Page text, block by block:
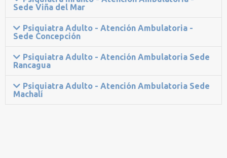
Sede Viña del Mar
Psiquiatra Adulto - Atención Ambulatoria -
Sede Concepción
Psiquiatra Adulto - Atención Ambulatoria Sede
Rancagua
Psiquiatra Adulto - Atención Ambulatoria Sede
Machalí